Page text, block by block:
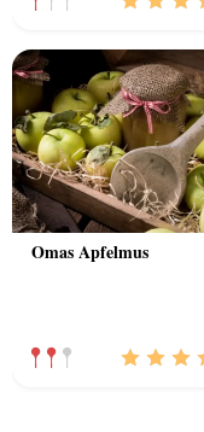
Omas Apfelmus